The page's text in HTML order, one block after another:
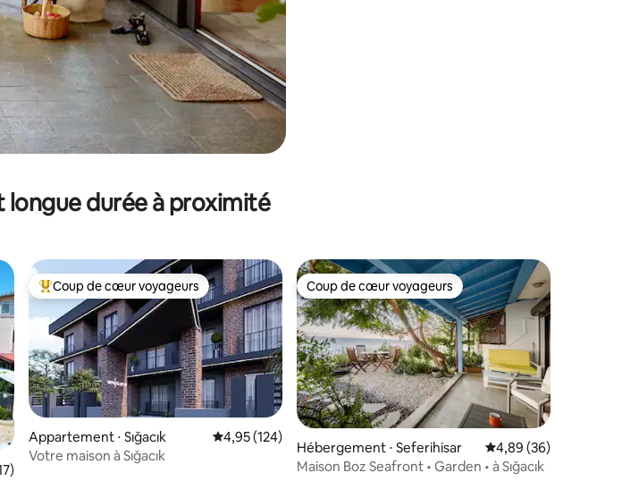
longue durée à proximité
moyenne sur la base de 17 commentaires : 5 sur 5
Coups de cœur voyageurs les plus appréciés
Coup de cœur voyageurs
Appartement ⋅ Sığacık Évaluation moyenne sur la base de 124 commentaires : 4,95 sur 5
4,95 (124)
Votre maison à Sığacık
Coup de cœur voyageurs
Coup de cœur voyageurs
Hébergement ⋅ Seferihisar Évaluation moyenne
4,89 (36)
Maison Boz Seafront • Garden • à Sığacık